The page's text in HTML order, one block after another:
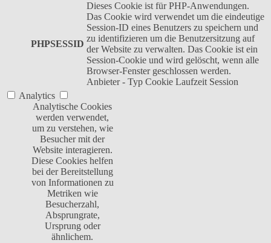
PHPSESSID
Dieses Cookie ist für PHP-Anwendungen.
Das Cookie wird verwendet um die eindeutige
Session-ID eines Benutzers zu speichern und
zu identifizieren um die Benutzersitzung auf
der Website zu verwalten. Das Cookie ist ein
Session-Cookie und wird gelöscht, wenn alle
Browser-Fenster geschlossen werden.
Anbieter - Typ Cookie Laufzeit Session
Analytics
Analytische Cookies
werden verwendet,
um zu verstehen, wie
Besucher mit der
Website interagieren.
Diese Cookies helfen
bei der Bereitstellung
von Informationen zu
Metriken wie
Besucherzahl,
Absprungrate,
Ursprung oder
ähnlichem.